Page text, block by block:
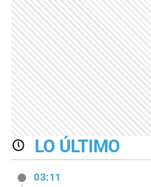
LO ÚLTIMO
03:11